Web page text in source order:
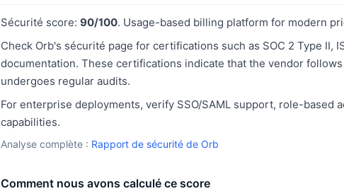
Sécurité score: 90/100. Usage-based billing platform for modern
Check Orb's sécurité page for certifications such as SOC 2 Type II,
documentation. These certifications indicate that the vendor
undergoes regular audits.
For enterprise deployments, verify SSO/SAML support, role-based
capabilities.
Analyse complète : Rapport de sécurité de Orb
Comment nous avons calculé ce score